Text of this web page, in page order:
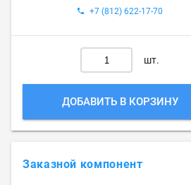
+7 (812) 622-17-70
шт.
ДОБАВИТЬ В КОРЗИНУ
Заказной компонент